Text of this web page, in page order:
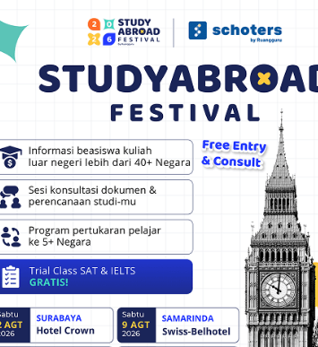
objektivitas, dan kejelasan dalam
menulis
film, produk, layanan, atau apa pun yang
sepenuhnya tentang objek yang kamu ulas.
Jika mengulas film, tonton dari awal hingga
yang sistematis. Susun poin-poin utama
hingga ringkasan.